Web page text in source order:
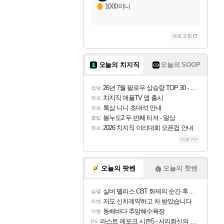
1000이니
새로고침
오늘의 치지직 오늘의 SOOP
잡담 26년 7월 팔로우 상승량 TOP 30 - 월간 치지직
정보 치지직 애플TV 앱 출시
정보 룩삼 니니 초대석 안내
클립 봉누도2 두 번째 티저 - 일상
정보 2026 치지직 이리대회 오픈컵 안내
더보기+
오늘의 팟벤 오늘의 핫벤
실팰 실버 팰리스 CBT 화제의 순간·후기 모음
차벤 저도 신차계약하고 차 받았습니다
여행 동해바다 추암해수욕장
PV 라스트 에포크 시즌5 - 서리화신의 분노 티저